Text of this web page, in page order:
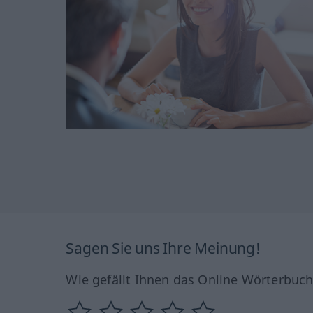
Sagen Sie uns Ihre Meinung!
Wie gefällt Ihnen das Online